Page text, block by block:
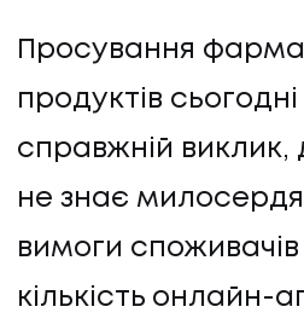
Просування
продуктів
справжній виклик,
не знає
вимоги споживачів
кількість онлайн-